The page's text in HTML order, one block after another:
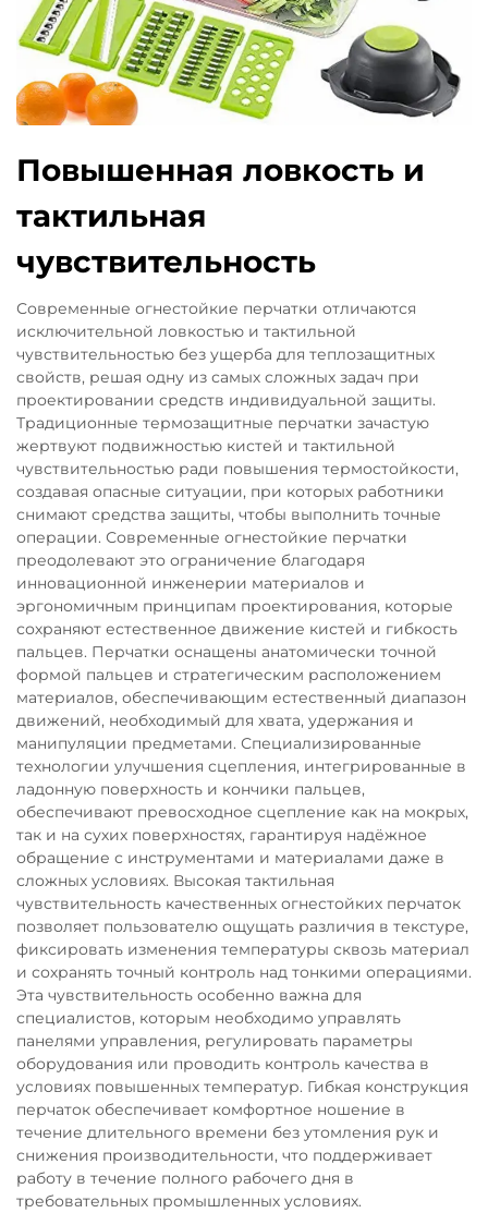
Повышенная ловкость и
тактильная
чувствительность
Современные огнестойкие перчатки отличаются
исключительной ловкостью и тактильной
чувствительностью без ущерба для теплозащитных
свойств, решая одну из самых сложных задач при
проектировании средств индивидуальной защиты.
Традиционные термозащитные перчатки зачастую
жертвуют подвижностью кистей и тактильной
чувствительностью ради повышения термостойкости,
создавая опасные ситуации, при которых работники
снимают средства защиты, чтобы выполнить точные
операции. Современные огнестойкие перчатки
преодолевают это ограничение благодаря
инновационной инженерии материалов и
эргономичным принципам проектирования, которые
сохраняют естественное движение кистей и гибкость
пальцев. Перчатки оснащены анатомически точной
формой пальцев и стратегическим расположением
материалов, обеспечивающим естественный диапазон
движений, необходимый для хвата, удержания и
манипуляции предметами. Специализированные
технологии улучшения сцепления, интегрированные в
ладонную поверхность и кончики пальцев,
обеспечивают превосходное сцепление как на мокрых,
так и на сухих поверхностях, гарантируя надёжное
обращение с инструментами и материалами даже в
сложных условиях. Высокая тактильная
чувствительность качественных огнестойких перчаток
позволяет пользователю ощущать различия в текстуре,
фиксировать изменения температуры сквозь материал
и сохранять точный контроль над тонкими операциями.
Эта чувствительность особенно важна для
специалистов, которым необходимо управлять
панелями управления, регулировать параметры
оборудования или проводить контроль качества в
условиях повышенных температур. Гибкая конструкция
перчаток обеспечивает комфортное ношение в
течение длительного времени без утомления рук и
снижения производительности, что поддерживает
работу в течение полного рабочего дня в
требовательных промышленных условиях.